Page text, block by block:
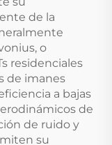
de la
o
residenciales
de imanes
a bajas
de
de ruido y
su